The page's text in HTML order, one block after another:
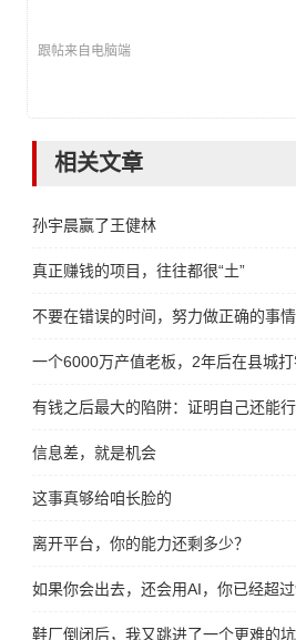
跟帖来自电脑端
相关文章
孙宇晨赢了王健林
真正赚钱的项目，往往都很“土”
不要在错误的时间，努力做正确的事情
一个6000万产值老板，2年后在县城打
有钱之后最大的陷阱：证明自己还能行
信息差，就是机会
这事真够给咱长脸的
离开平台，你的能力还剩多少？
如果你会出去，还会用AI，你已经超过
鞋厂倒闭后，我又跳进了一个更难的坑